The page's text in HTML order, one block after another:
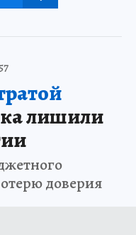
лишили
доверия